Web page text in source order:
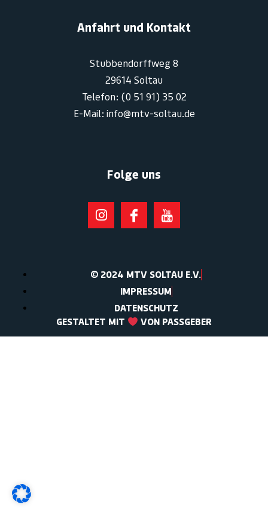
Anfahrt und Kontakt
Stubbendorffweg 8
29614 Soltau
Telefon: (0 51 91) 35 02
E-Mail: info@mtv-soltau.de
Folge uns
© 2024 MTV SOLTAU E.V.
IMPRESSUM
DATENSCHUTZ
GESTALTET MIT
VON PASSGEBER